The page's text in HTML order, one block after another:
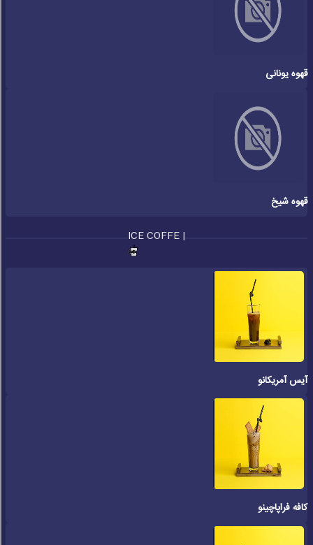
قهوه یونانی
قهوه شیخ
ICE COFFE |
آیس آمریکانو
کافه فراپاچینو